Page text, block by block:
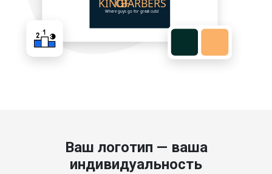
Ваш логотип — ваша
индивидуальность